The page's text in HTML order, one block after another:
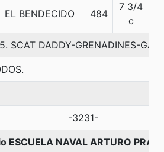
EL BENDECIDO 484
7 3/4
c
SCAT DADDY-GRENADINES-
-3231-
ESCUELA NAVAL ARTURO